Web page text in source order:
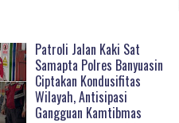
Patroli Jalan Kaki Sat
Samapta Polres Banyuasin
Ciptakan Kondusifitas
Wilayah, Antisipasi
Gangguan Kamtibmas